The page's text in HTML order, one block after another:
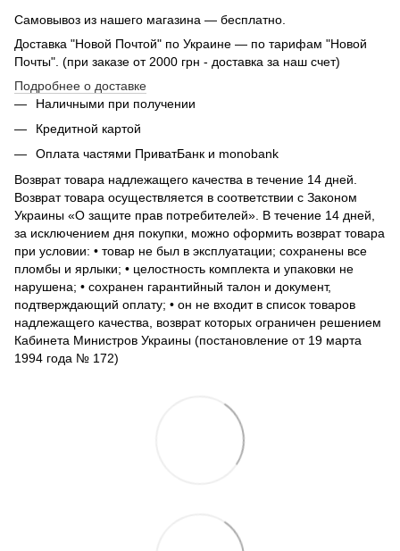
Самовывоз из нашего магазина — бесплатно.
Доставка "Новой Почтой" по Украине — по тарифам "Новой
Почты". (при заказе от 2000 грн - доставка за наш счет)
Подробнее о доставке
Наличными при получении
Кредитной картой
Оплата частями ПриватБанк и monobank
Возврат товара надлежащего качества в течение 14 дней.
Возврат товара осуществляется в соответствии с Законом
Украины «О защите прав потребителей». В течение 14 дней,
за исключением дня покупки, можно оформить возврат товара
при условии: • товар не был в эксплуатации; сохранены все
пломбы и ярлыки; • целостность комплекта и упаковки не
нарушена; • сохранен гарантийный талон и документ,
подтверждающий оплату; • он не входит в список товаров
надлежащего качества, возврат которых ограничен решением
Кабинета Министров Украины (постановление от 19 марта
1994 года № 172)